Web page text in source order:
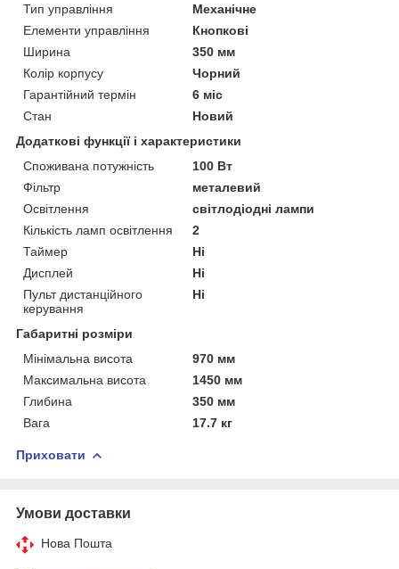
Тип управління
Механічне
Елементи управління
Кнопкові
Ширина
350 мм
Колір корпусу
Чорний
Гарантійний термін
6 міс
Стан
Новий
Додаткові функції і характеристики
Споживана потужність
100 Вт
Фільтр
металевий
Освітлення
світлодіодні лампи
Кількість ламп освітлення
2
Таймер
Ні
Дисплей
Ні
Пульт дистанційного
керування
Ні
Габаритні розміри
Мінімальна висота
970 мм
Максимальна висота
1450 мм
Глибина
350 мм
Вага
17.7 кг
Приховати
Умови доставки
Нова Пошта